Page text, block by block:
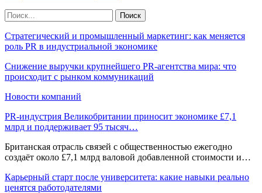
Стратегический и промышленный маркетинг: как меняется
роль PR в индустриальной экономике
Снижение выручки крупнейшего PR-агентства мира: что
происходит с рынком коммуникаций
Новости компаний
PR-индустрия Великобритании приносит экономике £7,1
млрд и поддерживает 95 тысяч…
Британская отрасль связей с общественностью ежегодно
создаёт около £7,1 млрд валовой добавленной стоимости и…
Карьерный старт после университета: какие навыки реально
ценятся работодателями